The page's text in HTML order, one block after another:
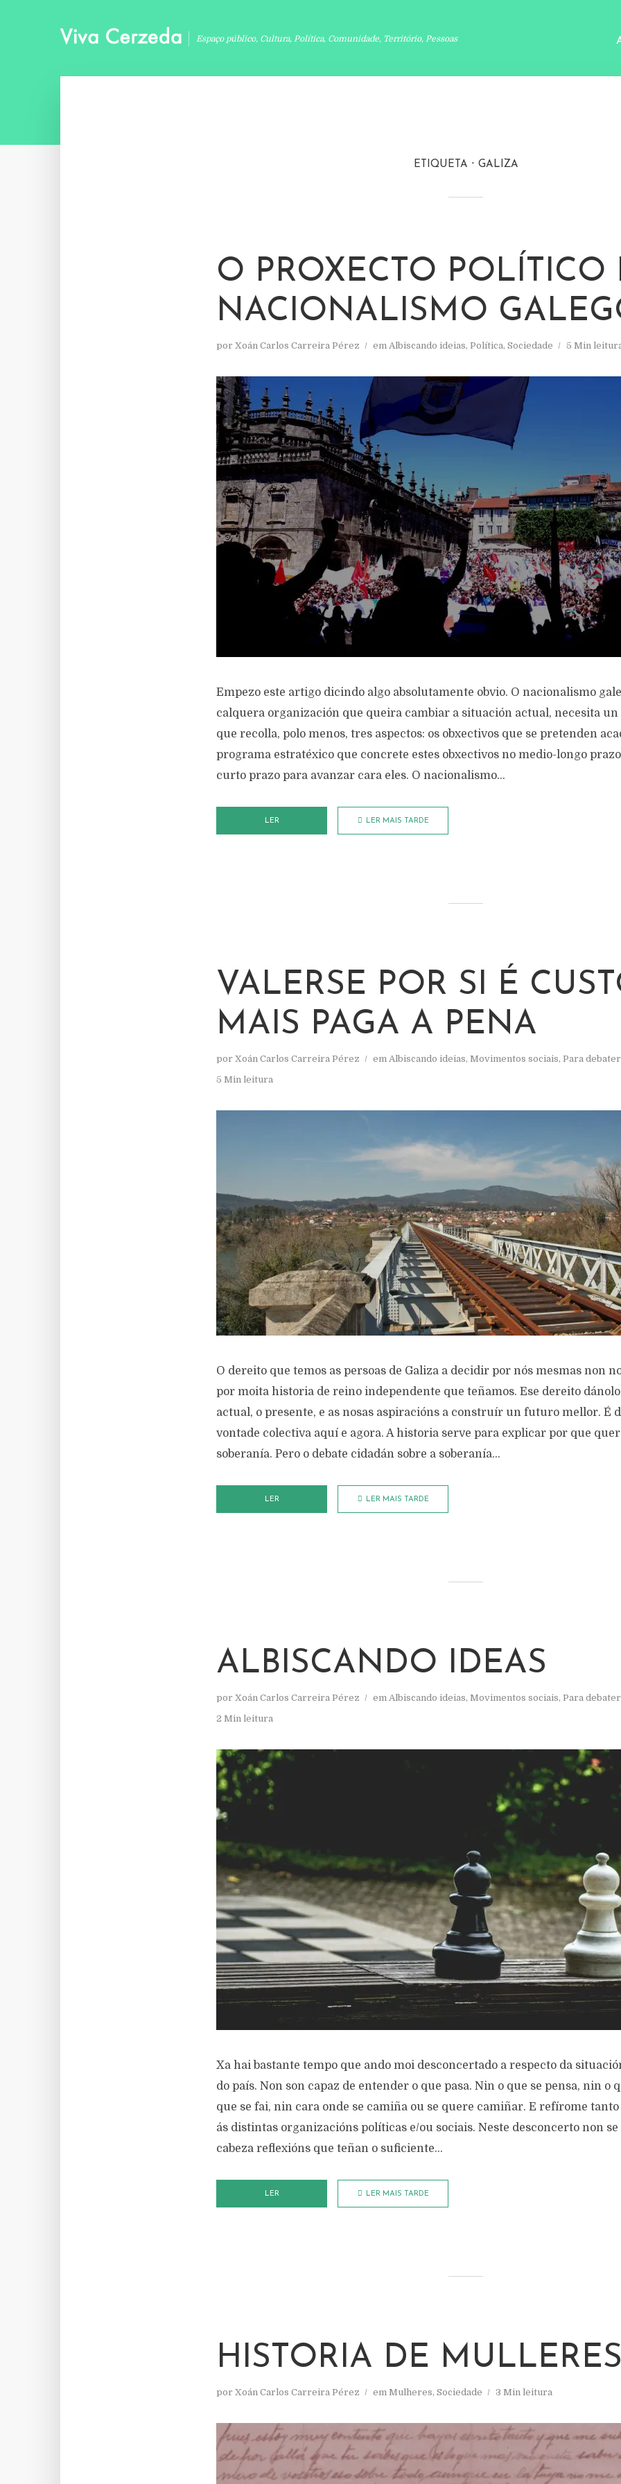
Espaço público, Cultura, Política, Comunidade, Território, Pessoas
ETIQUETA GALIZA
O PROXECTO POLÍTICO
NACIONALISMO
por Xoán Carlos Carreira Pérez em Albiscando ideias, Política, Sociedade 5 Min
Empezo este artigo dicindo algo absolutamente obvio. O nacionalismo
calquera organización que queira cambiar a situación actual, necesita
que recolla, polo menos, tres aspectos: os obxectivos que se pretenden
programa estratéxico que concrete estes obxectivos no medio-longo prazo
curto prazo para avanzar cara eles. O nacionalismo...
LER LER MAIS TARDE
VALERSE POR SI É
MAIS PAGA A PENA
por Xoán Carlos Carreira Pérez em Albiscando ideias, Movimentos sociais, Para debater
5 Min leitura
O dereito que temos as persoas de Galiza a decidir por nós mesmas non
por moita historia de reino independente que teñamos. Ese dereito
actual, o presente, e as nosas aspiracións a construír un futuro mellor. É
vontade colectiva aquí e agora. A historia serve para explicar por que
soberanía. Pero o debate cidadán sobre a soberanía...
LER LER MAIS TARDE
ALBISCANDO IDEAS
por Xoán Carlos Carreira Pérez em Albiscando ideias, Movimentos sociais, Para debater
2 Min leitura
Xa hai bastante tempo que ando moi desconcertado a respecto da
do país. Non son capaz de entender o que pasa. Nin o que se pensa, nin o
que se fai, nin cara onde se camiña ou se quere camiñar. E refírome tanto
ás distintas organizacións políticas e/ou sociais. Neste desconcerto non se
cabeza reflexións que teñan o suficiente...
LER LER MAIS TARDE
HISTORIA DE
por Xoán Carlos Carreira Pérez em Mulheres, Sociedade 3 Min leitura